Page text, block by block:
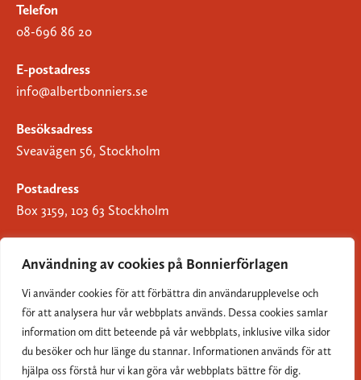
Användning av cookies på Bonnierförlagen
Vi använder cookies för att förbättra din användarupplevelse och
för att analysera hur vår webbplats används. Dessa cookies samlar
information om ditt beteende på vår webbplats, inklusive vilka sidor
du besöker och hur länge du stannar. Informationen används för att
hjälpa oss förstå hur vi kan göra vår webbplats bättre för dig.
Telefon
08-696 86 20
E-postadress
info@albertbonniers.se
Besöksadress
Sveavägen 56, Stockholm
Postadress
Box 3159, 103 63 Stockholm
Om Bonnierförlagen
Cookies
Integritetspolicy